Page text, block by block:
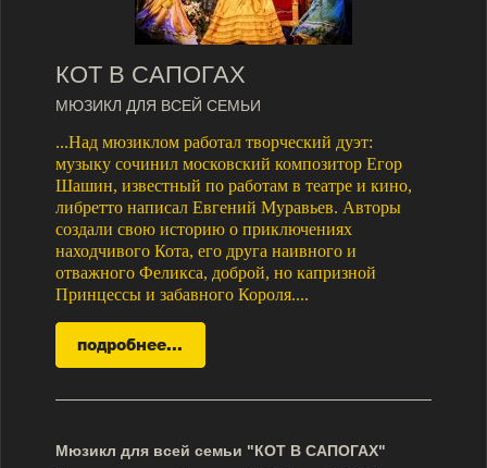
КОТ В САПОГАХ
МЮЗИКЛ ДЛЯ ВСЕЙ СЕМЬИ
...Над мюзиклом работал творческий дуэт:
музыку сочинил московский композитор Егор
Шашин, известный по работам в театре и кино,
либретто написал Евгений Муравьев. Авторы
создали свою историю о приключениях
находчивого Кота, его друга наивного и
отважного Феликса, доброй, но капризной
Принцессы и забавного Короля....
Мюзикл для всей семьи "КОТ В САПОГАХ"